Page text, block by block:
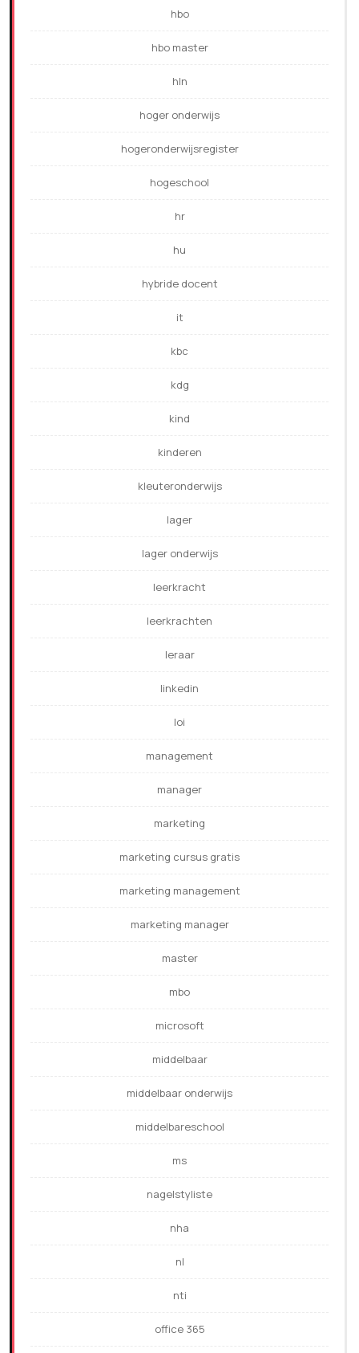
hbo
hbo master
hln
hoger onderwijs
hogeronderwijsregister
hogeschool
hr
hu
hybride docent
it
kbc
kdg
kind
kinderen
kleuteronderwijs
lager
lager onderwijs
leerkracht
leerkrachten
leraar
linkedin
loi
management
manager
marketing
marketing cursus gratis
marketing management
marketing manager
master
mbo
microsoft
middelbaar
middelbaar onderwijs
middelbareschool
ms
nagelstyliste
nha
nl
nti
office 365